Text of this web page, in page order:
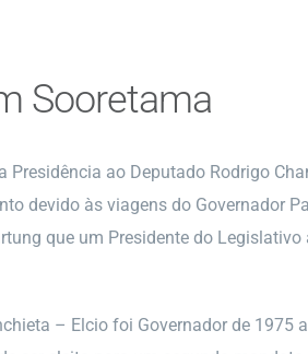
Sooretama
Presidência ao Deputado Rodrigo
devido às viagens do Governador
que um Presidente do Legislativo
– Elcio foi Governador de 1975